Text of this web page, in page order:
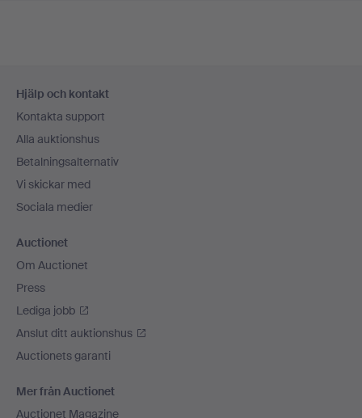
Hjälp och kontakt
Kontakta support
Alla auktionshus
Betalningsalternativ
Vi skickar med
Sociala medier
Auctionet
Om Auctionet
Press
Lediga jobb
Anslut ditt auktionshus
Auctionets garanti
Mer från Auctionet
Auctionet Magazine